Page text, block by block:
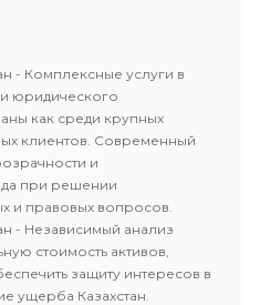
- Комплексные услуги в
юридического
как среди крупных
клиентов. Современный
и
при решении
и правовых вопросов.
- Независимый анализ
стоимость активов,
защиту интересов в
ущерба Казахстан.